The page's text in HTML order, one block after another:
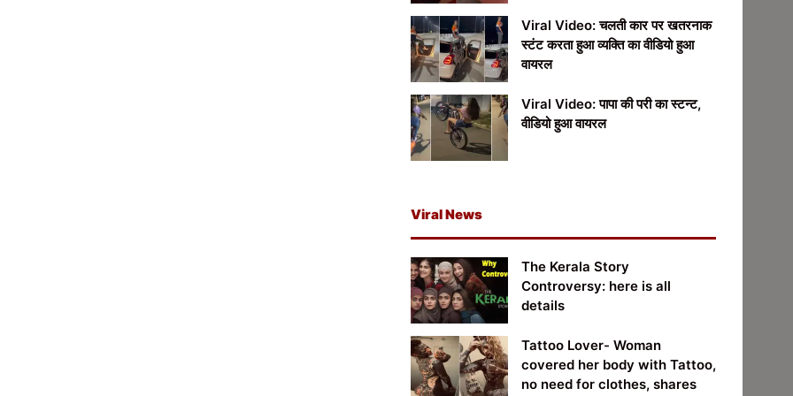
Viral Video: चलती कार पर खतरनाक
स्टंट करता हुआ व्यक्ति का वीडियो हुआ
वायरल
Viral Video: पापा की परी का स्टन्ट,
वीडियो हुआ वायरल
Viral News
The Kerala Story
Controversy: here is all
details
Tattoo Lover- Woman
covered her body with Tattoo,
no need for clothes, shares